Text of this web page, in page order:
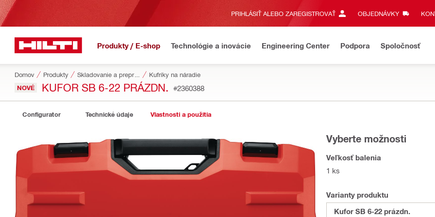
PRIHLÁSIŤ ALEBO ZAREGISTROVAŤ OBJEDNÁVKY
Produkty / E-shop Technológie a inovácie Engineering Center Podpora Spoločnosť
Domov Produkty Skladovanie a preprava náradia Kufríky na náradie
NOVÉ KUFOR SB 6-22 PRÁZDN. #2360388
Configurator Technické údaje Vlastnosti a použitia
Vyberte možnosti
Veľkosť balenia
1 ks
Varianty produktu
Kufor SB 6-22 prázdn.